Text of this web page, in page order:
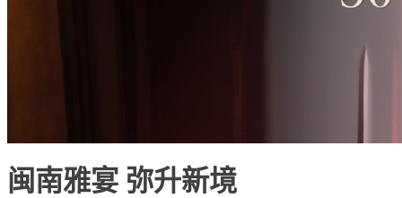
闽南雅宴 弥升新境